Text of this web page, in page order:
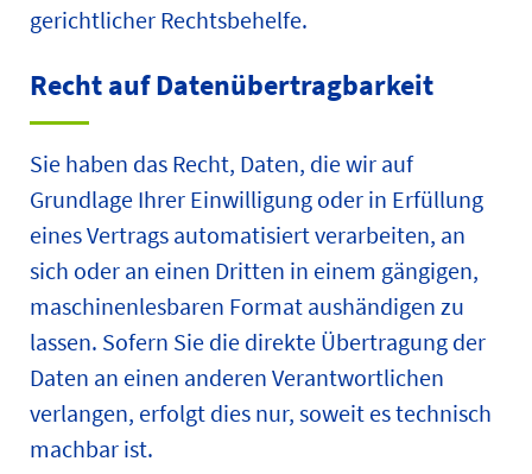
gerichtlicher Rechtsbehelfe.
Recht auf Daten­übertrag­barkeit
Sie haben das Recht, Daten, die wir auf
Grundlage Ihrer Einwilligung oder in Erfüllung
eines Vertrags automatisiert verarbeiten, an
sich oder an einen Dritten in einem gängigen,
maschinenlesbaren Format aushändigen zu
lassen. Sofern Sie die direkte Übertragung der
Daten an einen anderen Verantwortlichen
verlangen, erfolgt dies nur, soweit es technisch
machbar ist.